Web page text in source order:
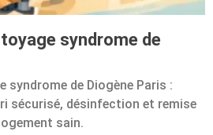
syndrome de
syndrome de Diogène Paris :
sécurisé, désinfection et remise
sain.